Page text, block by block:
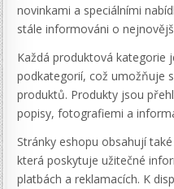
novinkami a speciálními
stále informováni o
Každá produktová kategorie
podkategorií, což umožňuje
produktů. Produkty jsou
popisy, fotografiemi a
Stránky eshopu obsahují
která poskytuje užitečné
platbách a reklamacích. K